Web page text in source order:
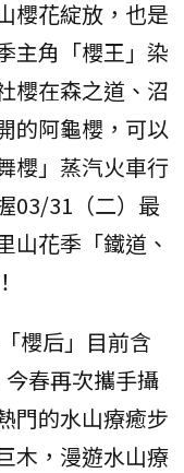
櫻花綻放，也是
主角「櫻王」染
櫻在森之道、沼
的阿龜櫻，可以
櫻」蒸汽火車行
03/31（二）最
山花季「鐵道、
櫻后」目前含
春再次攜手攝
門的水山療癒步
木，漫遊水山療